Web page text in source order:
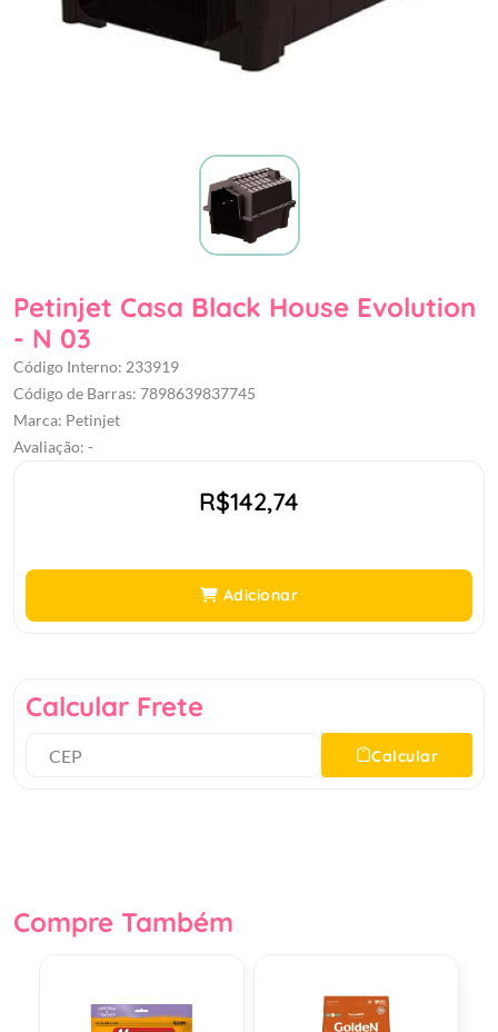
Petinjet Casa Black House Evolution
- N 03
Código Interno: 233919
Código de Barras: 7898639837745
Marca: Petinjet
Avaliação: -
R$142,74
Adicionar
Calcular Frete
Calcular
Compre Também